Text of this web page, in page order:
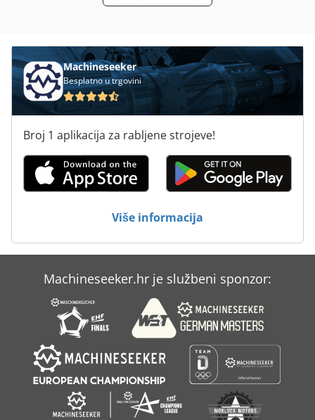
Sustav Za Hranjenje
Šasija
Machineseeker
Besplatno u trgovini
Broj 1 aplikacija za rabljene strojeve!
Više informacija
Machineseeker.hr je službeni sponzor: